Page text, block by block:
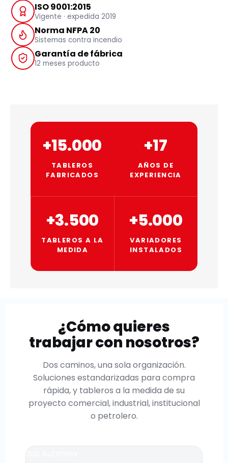
ISO 9001:2015
Vigente · expedida 2019
Norma NFPA 20
Sistemas contra incendio
Garantía de fábrica
12 meses producto
+15.000
TABLEROS
FABRICADOS
+17
AÑOS DE
EXPERIENCIA
+3.500
TABLEROS A LA
MEDIDA
+5.000
VARIADORES
INSTALADOS
¿Cómo quieres
trabajar con nosotros?
Dos caminos, una sola organización.
Soluciones estandarizadas para compra
rápida, y tableros a la medida de su
proyecto comercial, industrial, institucional
o petrolero.